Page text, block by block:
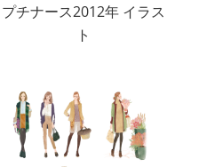
プチナース2012年 イラス
ト